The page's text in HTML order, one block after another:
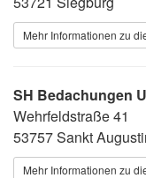
Mehr Informationen zu
SH Bedachungen
Wehrfeldstraße 41
53757 Sankt
Mehr Informationen zu